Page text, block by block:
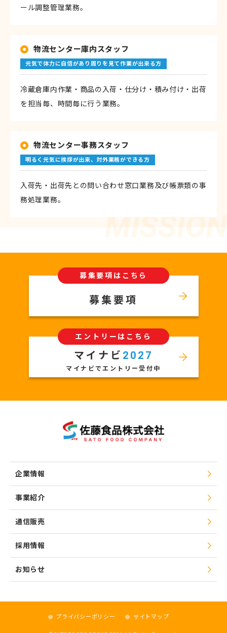
ール調整管理業務。
物流センター庫内スタッフ
元気で体力に自信があり周りを見て作業が出来る方
冷蔵倉庫内作業・商品の入荷・仕分け・積み付け・出荷
を担当毎、時間毎に行う業務。
物流センター事務スタッフ
明るく元気に挨拶が出来、対外業務ができる方
入荷先・出荷先との問い合わせ窓口業務及び帳票類の事
務処理業務。
募集要項はこちら
募集要項
エントリーはこちら
マイナビ 2027
マイナビでエントリー受付中
企業情報
事業紹介
通信販売
採用情報
お知らせ
プライバシーポリシー サイトマップ